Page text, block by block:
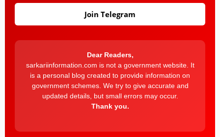
Join Telegram
Dear Readers,
sarkariinformation.com is not a government website. It
is a personal blog created to provide information on
government schemes. We try to give accurate and
updated details, but small errors may occur.
Thank you.